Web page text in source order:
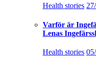
Health stories
Varför är
Lenas
Health stories